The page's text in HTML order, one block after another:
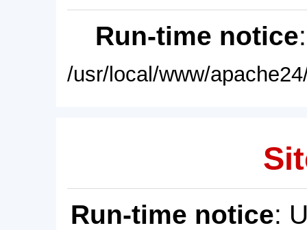
Run-time notice
/usr/local/www/
Run-time notice: